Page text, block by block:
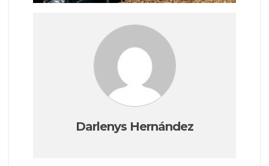
Darlenys Hernández